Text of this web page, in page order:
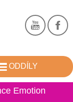
ODDÍLY
Emotion